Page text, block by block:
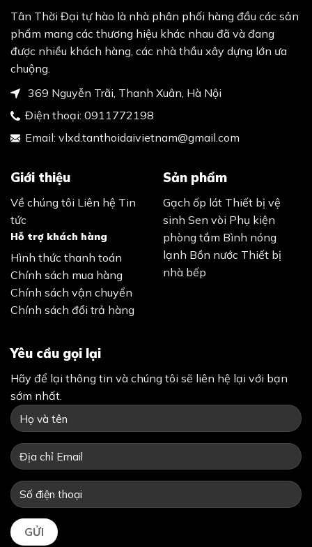
369 Nguyễn Trãi, Thanh Xuân, Hà Nội
Điện thoại:0911772198
Email:vlxd.tanthoidaivietnam@gmail.com
Giới thiệu
Về chúng tôi Liên hệ Tin
tức
Hình thức thanh toán
Chính sách mua hàng
Chính sách vận chuyển
Chính sách đổi trả hàng
Sản phẩm
sinh Sen vòi Phụ kiện
lạnh Bồn nước
Yêu cầu gọi lại
Hãy để lại thông tin và chúng tôi sẽ liên hệ lại với bạn
sớm nhất.
Chính sách bảo mật